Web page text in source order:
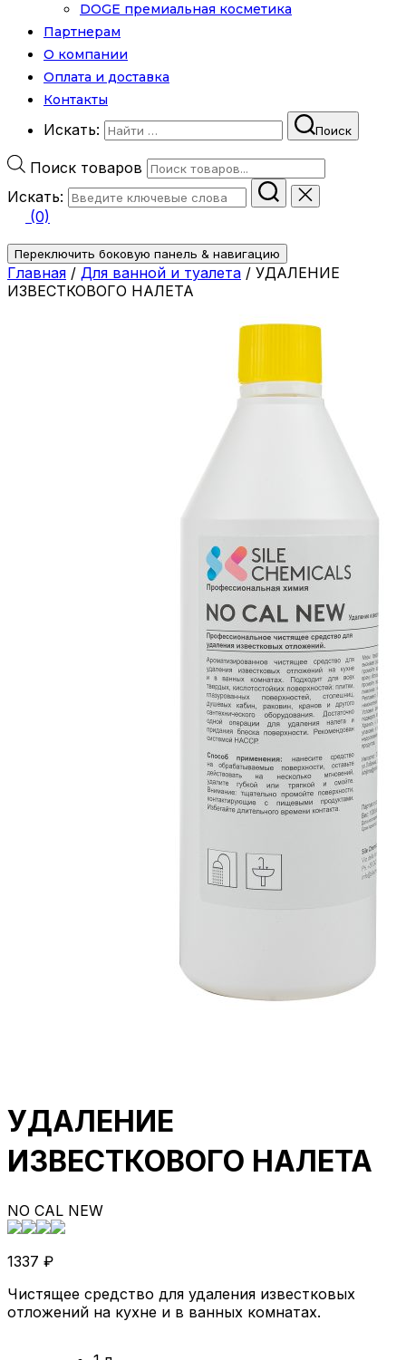
DOGE премиальная косметика
Партнерам
О компании
Оплата и доставка
Контакты
Искать: Поиск
Поиск товаров
Искать:
(0)
Переключить боковую панель & навигацию
Главная / Для ванной и туалета / УДАЛЕНИЕ
ИЗВЕСТКОВОГО НАЛЕТА
УДАЛЕНИЕ
ИЗВЕСТКОВОГО НАЛЕТА
NO CAL NEW
1337 ₽
Чистящее средство для удаления известковых
отложений на кухне и в ванных комнатах.